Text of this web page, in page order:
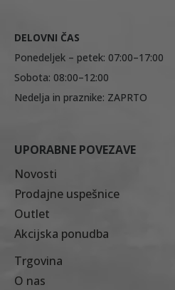
DELOVNI ČAS
Ponedeljek – petek: 07:00–17:00
Sobota: 08:00–12:00
Nedelja in praznike: ZAPRTO
UPORABNE POVEZAVE
Novosti
Prodajne uspešnice
Outlet
Akcijska ponudba
Trgovina
O nas